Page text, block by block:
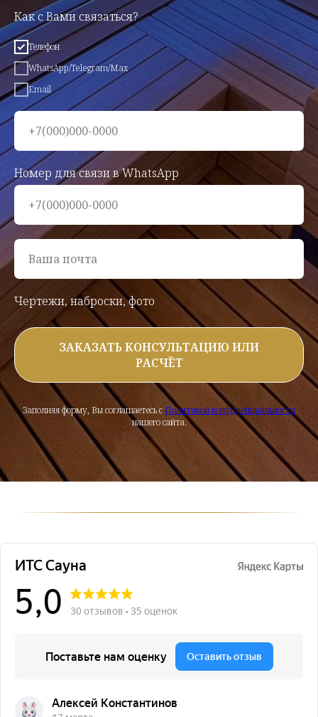
Как с Вами связаться?
Телефон
WhatsApp/Telegram/Max
Email
+7(000)000-0000
Номер для связи в WhatsApp
+7(000)000-0000
Ваша почта
Чертежи, наброски, фото
ЗАКАЗАТЬ КОНСУЛЬТАЦИЮ ИЛИ
РАСЧЁТ
Заполняя форму, Вы соглашаетесь с Политикой конфиденциальности
нашего сайта.